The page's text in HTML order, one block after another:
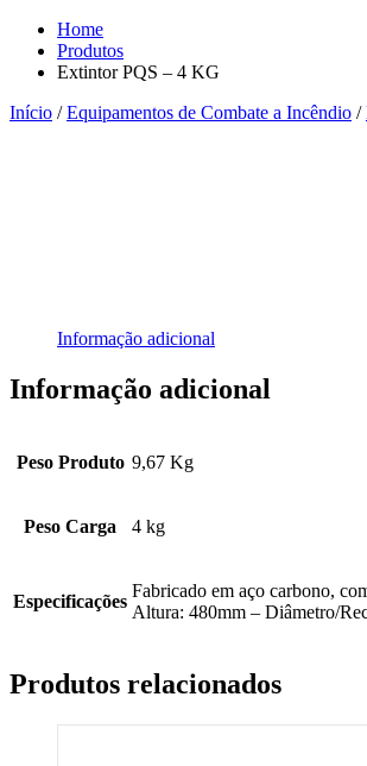
Home
Produtos
Extintor PQS – 4 KG
Início /Equipamentos de Combate a Incêndio /
Informação adicional
Informação adicional
Peso Produto 9,67 Kg
Peso Carga 4 kg
Especificações
Fabricado em aço carbono,
Altura: 480mm – Diâmetro/
Produtos relacionados